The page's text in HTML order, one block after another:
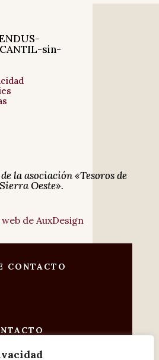
la asociación «Tesoros de
Oeste».
de AuxDesign
CONTACTO